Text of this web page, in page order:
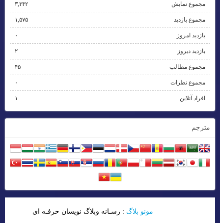
مجموع نمایش‌ ۳,۳۴۲
مجموع بازدید ۱,۵۷۵
بازدید امروز ۰
بازدید دیروز ۲
مجموع مطالب ۴۵
مجموع نظرات ۰
افراد آنلاین ۱
مترجم
مونو بلاگ : رسـانه وبلاگ نويسان حرفـه اي